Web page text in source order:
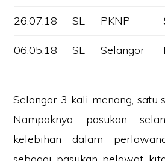
26.07.18 SL PKNP
06.05.18 SL Selangor
Selangor 3 kali menang, satu
Nampaknya pasukan
kelebihan dalam